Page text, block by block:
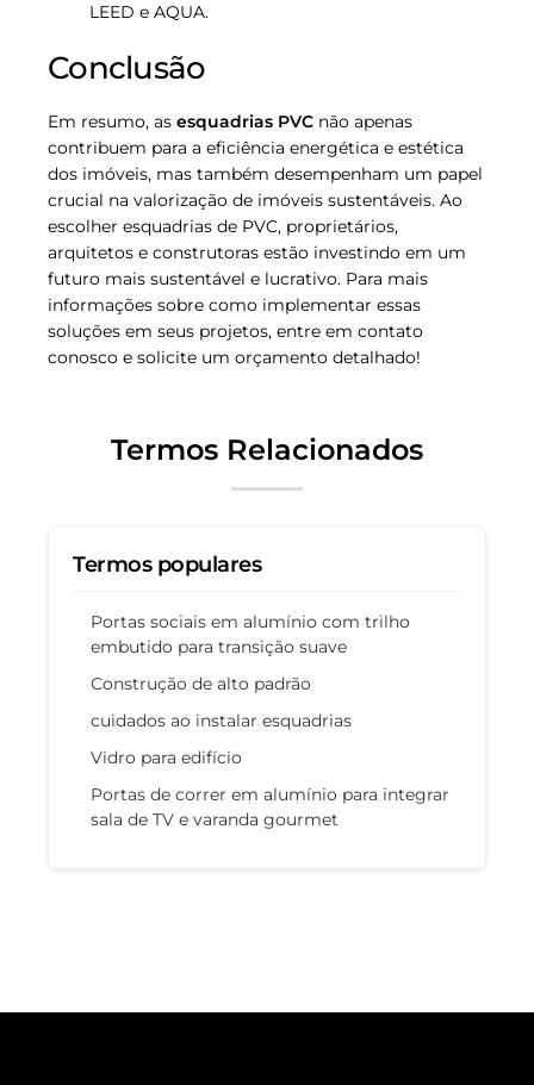
LEED e AQUA.
Conclusão
Em resumo, as esquadrias PVC não apenas
contribuem para a eficiência energética e estética
dos imóveis, mas também desempenham um papel
crucial na valorização de imóveis sustentáveis. Ao
escolher esquadrias de PVC, proprietários,
arquitetos e construtoras estão investindo em um
futuro mais sustentável e lucrativo. Para mais
informações sobre como implementar essas
soluções em seus projetos, entre em contato
conosco e solicite um orçamento detalhado!
Termos Relacionados
Termos populares
Portas sociais em alumínio com trilho
embutido para transição suave
Construção de alto padrão
cuidados ao instalar esquadrias
Vidro para edifício
Portas de correr em alumínio para integrar
sala de TV e varanda gourmet